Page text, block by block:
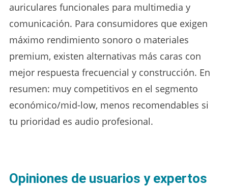
auriculares funcionales para multimedia y
comunicación. Para consumidores que exigen
máximo rendimiento sonoro o materiales
premium, existen alternativas más caras con
mejor respuesta frecuencial y construcción. En
resumen: muy competitivos en el segmento
económico/mid-low, menos recomendables si
tu prioridad es audio profesional.
Opiniones de usuarios y expertos